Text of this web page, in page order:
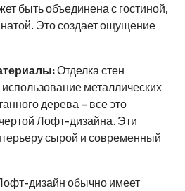
быть объединена с гостиной,
Это создает ощущение
Отделка стен
металлических
дерева – все это
Лофт-дизайна. Эти
сырой и современный
дизайн обычно имеет